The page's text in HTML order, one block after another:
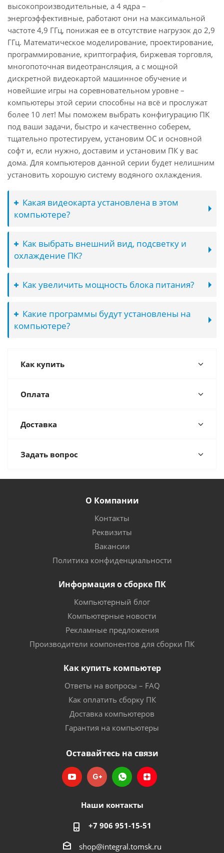
высокопроизводительные, а 4 ядра –
энергоэффективные, работают они на максимальной
частоте 4,9 ГГц, понижая ее в отсутствие нагрузок до 2,9
ГГц. Математическое моделирование, проектирование,
программирование, криптография, биржевая торговля,
многопоточная видеотрансляция, а с мощной
дискретной видеокартой машинное обучение и
новейшие игры на соревновательном уровне –
компьютеры этой серии способны на всё и прослужат
более 10 лет! Мы поможем выбрать конфигурацию ПК
под ваши задачи, быстро и качественно соберем,
тщательно протестируем, установим ОС и основной
софт и, если нужно, доставим и установим ПК у вас
дома. Для компьютеров данной серии будет нелишним
установить хорошую систему водяного охлаждения.
Какая видеокарта установлена в этом
компьютере?
Как выбрать внешний вид, подсветку и
охлаждение ПК?
Как увеличить мощность блока питания?
Какие программы будут установлены на
компьютере?
Как купить
Оплата
Доставка
Задать вопрос
О Компании
Контакты
Реквизиты
Вакансии
Политика конфиденциальности
Информация о сборке ПК
Компьютерный блог
Компьютерные новости
Рекламные предложения
Производители компонентов для сборки ПК
Как купить компьютер
Ответы на вопросы – FAQ
Как оплатить сборку ПК
Доставка компьютеров
Гарантия на компьютеры
Оставайтесь на связи
Наши контакты
+7 906 951-15-51
shop@integral.tomsk.ru